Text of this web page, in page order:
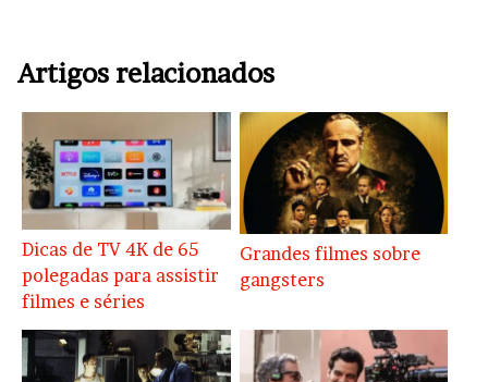
Artigos relacionados
Dicas de TV 4K de 65
polegadas para assistir
filmes e séries
Grandes filmes sobre
gangsters